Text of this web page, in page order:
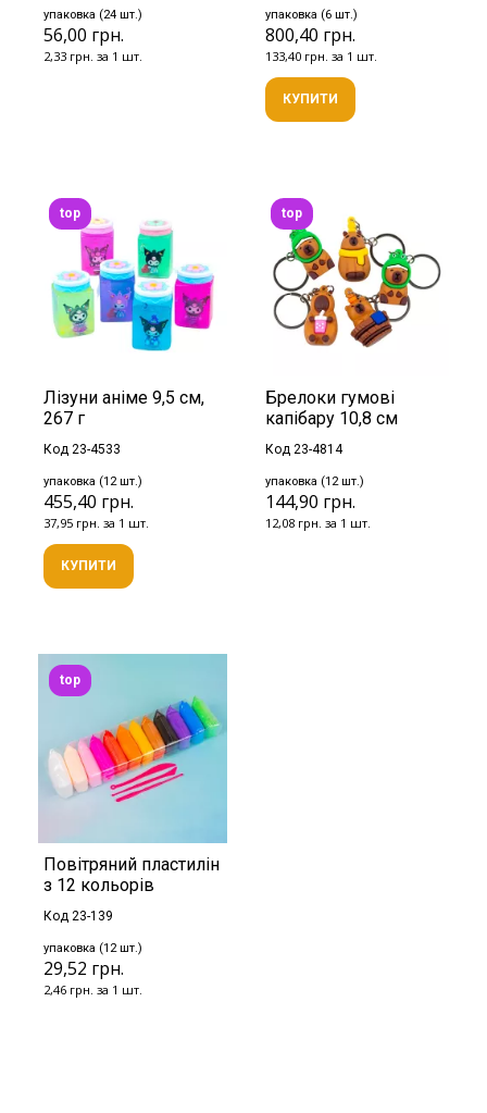
упаковка (24 шт.)
56,00 грн.
2,33 грн. за 1 шт.
упаковка (6 шт.)
800,40 грн.
133,40 грн. за 1 шт.
КУПИТИ
Лізуни аніме 9,5 см,
267 г
Код 23-4533
упаковка (12 шт.)
455,40 грн.
37,95 грн. за 1 шт.
top
КУПИТИ
Брелоки гумові
капібару 10,8 см
Код 23-4814
упаковка (12 шт.)
144,90 грн.
12,08 грн. за 1 шт.
top
Повітряний пластилін
з 12 кольорів
Код 23-139
упаковка (12 шт.)
29,52 грн.
2,46 грн. за 1 шт.
top